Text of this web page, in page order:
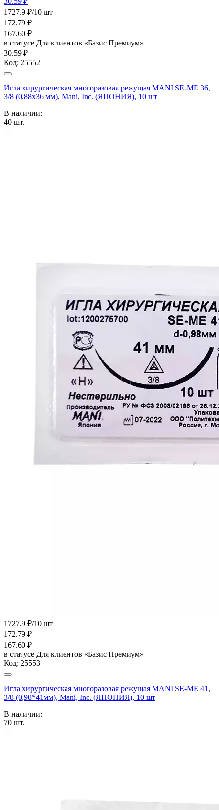
1727.9 ₽/10 шт
172.79 ₽
167.60 ₽
в статусе Для клиентов «Базис Премиум»
30.59 ₽
Код: 25552
Игла хирургическая многоразовая режущая MANI SE-MЕ 36,
3/8 (0,88х36 мм), Mani, Inc. (ЯПОНИЯ), 10 шт
В наличии:
40 шт.
1727.9 ₽/10 шт
172.79 ₽
167.60 ₽
в статусе Для клиентов «Базис Премиум»
Код: 25553
Игла хирургическая многоразовая режущая MANI SE-MЕ 41,
3/8 (0,98*41мм), Mani, Inc. (ЯПОНИЯ), 10 шт
В наличии:
70 шт.